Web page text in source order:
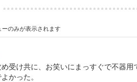
のみが表示されます
受け共に、お笑いにまっすぐで不器
かった。